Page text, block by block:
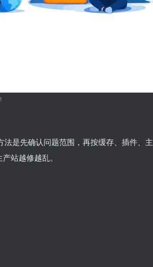
是先确认问题范围，再按缓存、插件、主
站越修越乱。